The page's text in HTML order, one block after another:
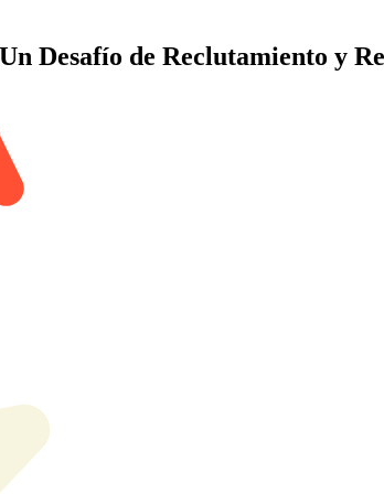
Desafío de Reclutamiento y